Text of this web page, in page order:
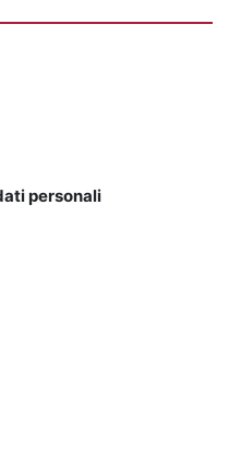
personali